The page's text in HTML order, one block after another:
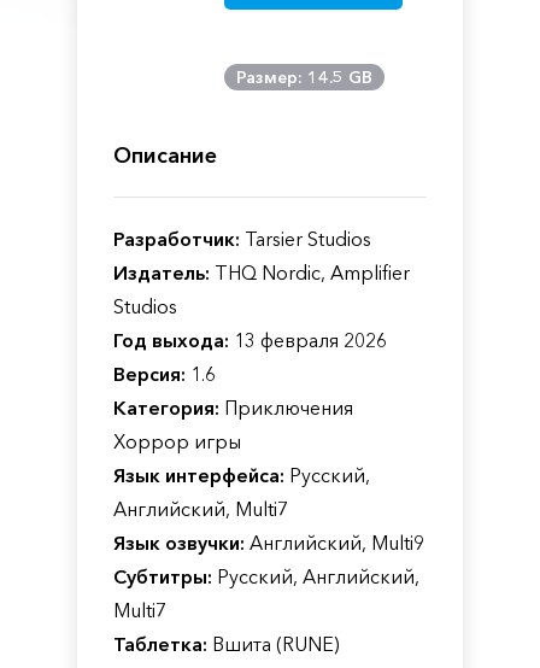
Размер: 14.5 GB
Описание
Разработчик: Tarsier Studios
Издатель: THQ Nordic, Amplifier
Studios
Год выхода: 13 февраля 2026
Версия: 1.6
Категория: Приключения
Хоррор игры
Язык интерфейса: Русский,
Английский, Multi7
Язык озвучки: Английский, Multi9
Субтитры: Русский, Английский,
Multi7
Таблетка: Вшита (RUNE)